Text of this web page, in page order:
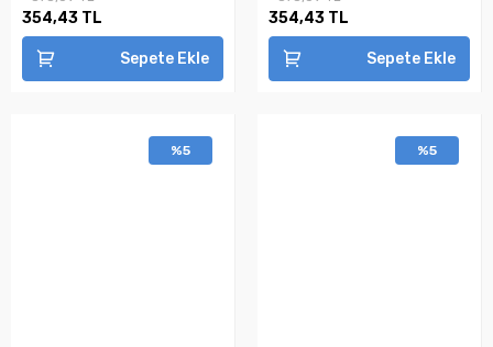
354,43 TL
Sepete Ekle
354,43 TL
Sepete Ekle
%5 %5